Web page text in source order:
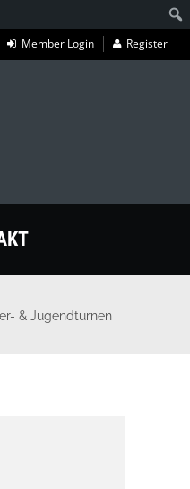
Member Login Register
& Jugendturnen